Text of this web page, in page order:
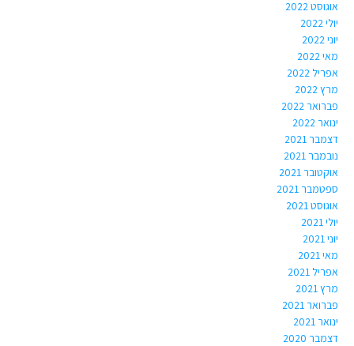
אוגוסט 2022
יולי 2022
יוני 2022
מאי 2022
אפריל 2022
מרץ 2022
פברואר 2022
ינואר 2022
דצמבר 2021
נובמבר 2021
אוקטובר 2021
ספטמבר 2021
אוגוסט 2021
יולי 2021
יוני 2021
מאי 2021
אפריל 2021
מרץ 2021
פברואר 2021
ינואר 2021
דצמבר 2020